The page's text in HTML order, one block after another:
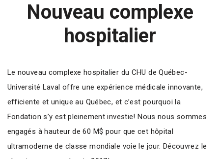
Nouveau complexe
hospitalier
Le nouveau complexe hospitalier du CHU de Québec-
Université Laval offre une expérience médicale innovante,
efficiente et unique au Québec, et c’est pourquoi la
Fondation s’y est pleinement investie!Nous nous sommes
engagés à hauteur de 60 M$ pour que cet hôpital
ultramoderne de classe mondiale voie le jour. Découvrez le